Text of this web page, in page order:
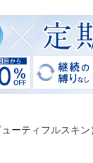
ーティフルスキン